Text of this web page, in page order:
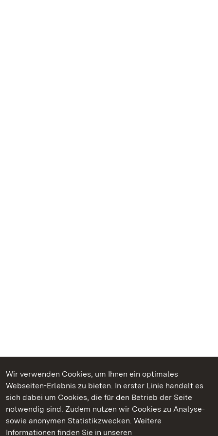
Wir verwenden Cookies, um Ihnen ein optimales
Webseiten-Erlebnis zu bieten. In erster Linie handelt es
sich dabei um Cookies, die für den Betrieb der Seite
notwendig sind. Zudem nutzen wir Cookies zu Analyse-
sowie anonymen Statistikzwecken. Weitere
Informationen finden Sie in unseren
Kommen. Staunen. Genießen.